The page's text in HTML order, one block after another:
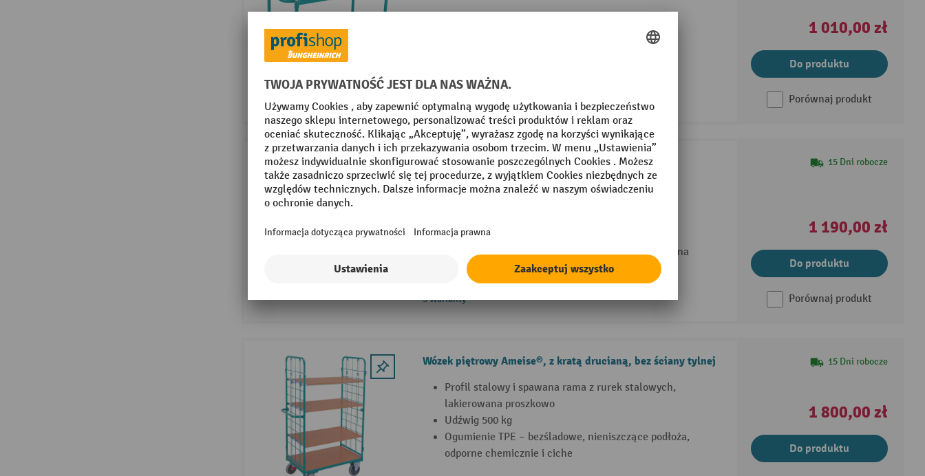
4 Warianty
1 010,00 zł
Do produktu
Porównaj produkt
Wózek piętrowy Ameise®, udźwig 250 kg, otwarty ze
wszystkich stron
Udźwig 250 kg
Powierzchnie ładunkowe z zabezpieczonego drewna
multiplex
3 Warianty
15 Dni robocze
1 190,00 zł
Do produktu
Porównaj produkt
Wózek piętrowy Ameise®, z kratą drucianą, bez ściany tylnej
Profil stalowy i spawana rama z rurek stalowych,
lakierowana proszkowo
Udźwig 500 kg
Ogumienie TPE – bezśladowe, nieniszczące podłoża,
odporne chemicznie i ciche
15 Dni robocze
1 800,00 zł
Do produktu